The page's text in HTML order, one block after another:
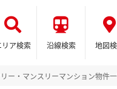
リア検索 沿線検索 地図
ー・マンスリーマンション物件